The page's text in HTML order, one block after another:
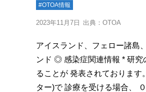
#OTOA情報
2023年11月7日 出典：OTOA
アイスランド、フェロー諸島
ンド ◎ 感染症関連情報 * 研究
ることが 発表されておりま
ター)で 診療を受ける場合、